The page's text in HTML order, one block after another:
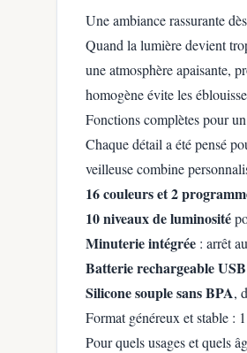
Une ambiance rassurante
Quand la lumière devient
une atmosphère apaisante,
homogène évite les
Fonctions complètes pour
Chaque détail a été pensé
veilleuse combine
16 couleurs et 2
10 niveaux de luminosité
Minuterie intégrée : arrêt
Batterie rechargeable USB
Silicone souple sans BPA,
Format généreux et stable :
Pour quels usages et quels